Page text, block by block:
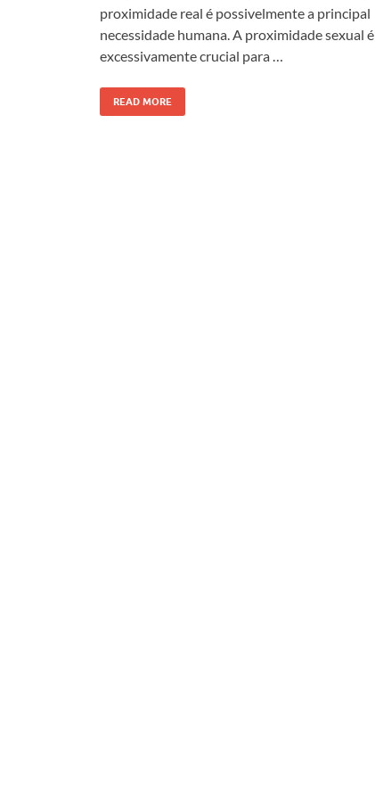
proximidade real é possivelmente a principal
necessidade humana. A proximidade sexual é
excessivamente crucial para …
READ MORE